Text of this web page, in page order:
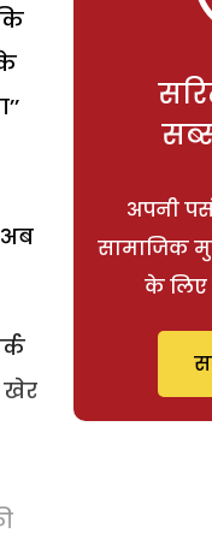
खेर
अपनी
सामाजिक
के लिए